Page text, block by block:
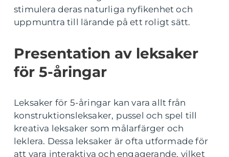
stimulera deras naturliga nyfikenhet och
uppmuntra till lärande på ett roligt sätt.
Presentation av leksaker
för 5-åringar
Leksaker för 5-åringar kan vara allt från
konstruktionsleksaker, pussel och spel till
kreativa leksaker som målarfärger och
leklera. Dessa leksaker är ofta utformade för
att vara interaktiva och engagerande, vilket